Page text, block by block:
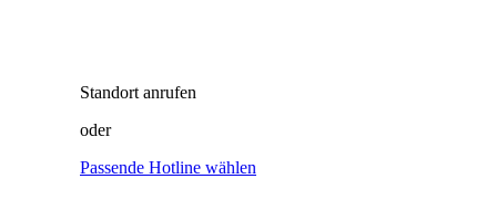
Standort anrufen
oder
Passende Hotline wählen